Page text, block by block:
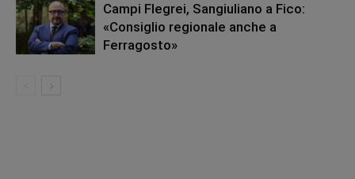
Campi Flegrei, Sangiuliano a Fico:
«Consiglio regionale anche a
Ferragosto»